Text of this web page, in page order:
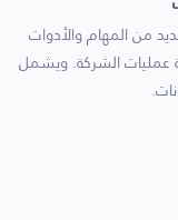
من المهام والأدوات
عمليات الشركة. ويشمل